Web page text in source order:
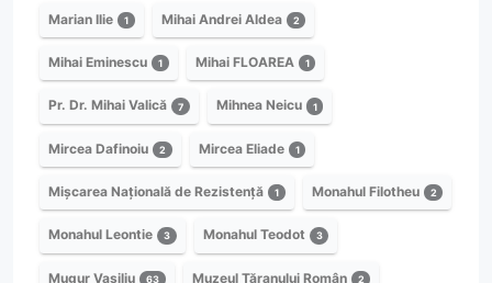
Marian Ilie 1 Mihai Andrei Aldea 2
Mihai Eminescu 1 Mihai FLOAREA 1
Pr. Dr. Mihai Valică 7 Mihnea Neicu 1
Mircea Dafinoiu 2 Mircea Eliade 1
Mișcarea Națională de Rezistență 1 Monahul Filotheu 2
Monahul Leontie 3 Monahul Teodot 3
Mugur Vasiliu 63 Muzeul Țăranului Român 2